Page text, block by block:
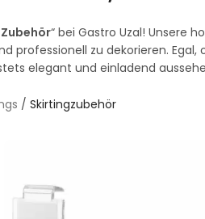
“ bei Gastro Uzal! Unsere
professionell zu dekorieren.
elegant und einladend
/ Skirtingzubehör